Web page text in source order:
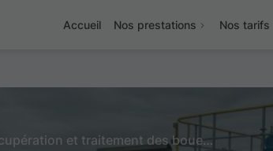
Accueil Nos prestations Nos tarifs
Récupération et traitement des boues issues des fosses